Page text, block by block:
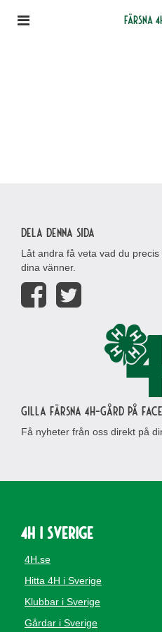
Färsna
Dela denna sida
Låt andra få veta vad du
dina vänner.
Gilla Färsna 4H-gård på
Få nyheter från oss direkt på
4H i Sverige
4H.se
Hitta 4H i Sverige
Klubbar i Sverige
Gårdar i Sverige